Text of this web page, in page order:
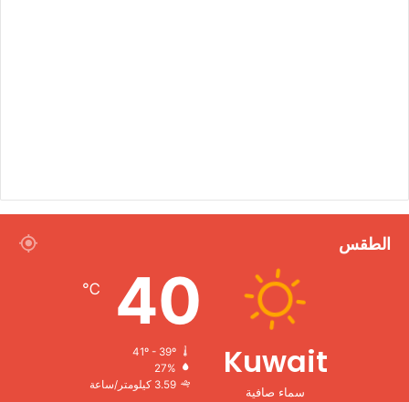
الطقس
Kuwait
سماء صافية
40
℃
41º - 39º
27%
3.59 كيلومتر/ساعة